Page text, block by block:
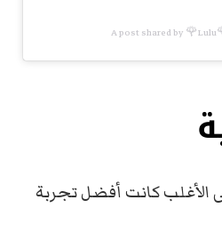
A post shared by
الأغلب كانت أفضل تجربة